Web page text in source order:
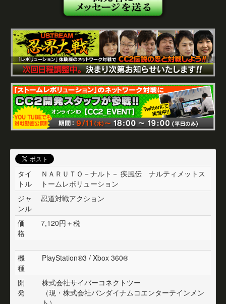
タイ
トル
ＮＡＲＵＴＯ－ナルト－ 疾風伝 ナルティメットス
トームレボリューション
ジャ
ンル
忍道対戦アクション
価
格
7,120円＋税
機
種
PlayStation®3 / Xbox 360®
開
発
株式会社サイバーコネクトツー
（現・株式会社バンダイナムコエンターテインメン